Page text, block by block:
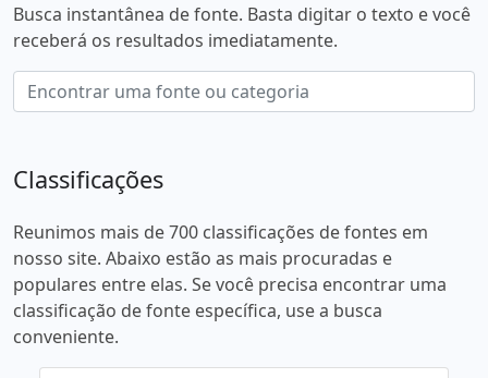
Busca instantânea de fonte. Basta digitar o texto e você
receberá os resultados imediatamente.
Classificações
Reunimos mais de 700 classificações de fontes em
nosso site. Abaixo estão as mais procuradas e
populares entre elas. Se você precisa encontrar uma
classificação de fonte específica, use a busca
conveniente.